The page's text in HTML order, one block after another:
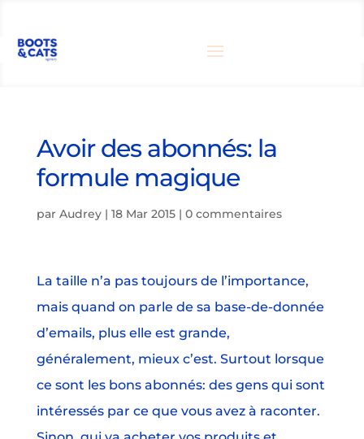
Avoir des abonnés: la
formule magique
par Audrey| 18 Mar 2015| 0 commentaires
La taille n’a pas toujours de l’importance,
mais quand on parle de sa base-de-donnée
d’emails, plus elle est grande,
généralement, mieux c’est. Surtout lorsque
ce sont les bons abonnés: des gens qui sont
intéressés par ce que vous avez à raconter.